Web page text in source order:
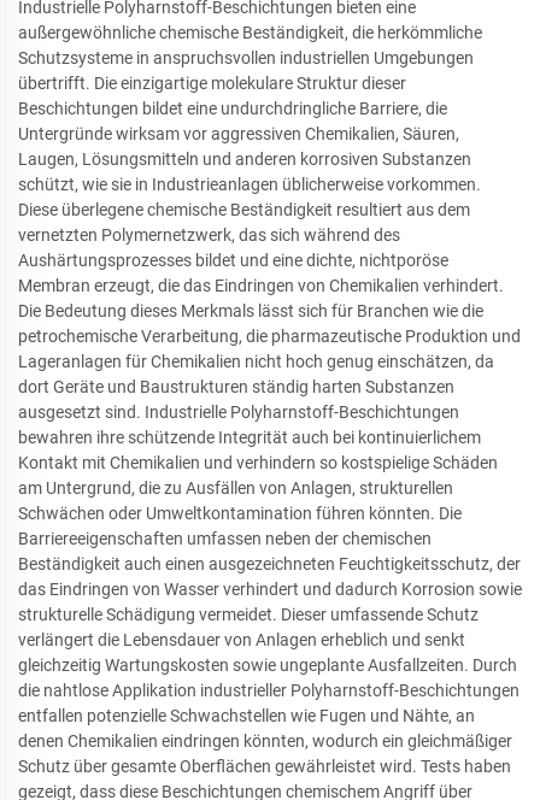
Industrielle Polyharnstoff-Beschichtungen bieten eine
außergewöhnliche chemische Beständigkeit, die herkömmliche
Schutzsysteme in anspruchsvollen industriellen Umgebungen
übertrifft. Die einzigartige molekulare Struktur dieser
Beschichtungen bildet eine undurchdringliche Barriere, die
Untergründe wirksam vor aggressiven Chemikalien, Säuren,
Laugen, Lösungsmitteln und anderen korrosiven Substanzen
schützt, wie sie in Industrieanlagen üblicherweise vorkommen.
Diese überlegene chemische Beständigkeit resultiert aus dem
vernetzten Polymernetzwerk, das sich während des
Aushärtungsprozesses bildet und eine dichte, nichtporöse
Membran erzeugt, die das Eindringen von Chemikalien verhindert.
Die Bedeutung dieses Merkmals lässt sich für Branchen wie die
petrochemische Verarbeitung, die pharmazeutische Produktion und
Lageranlagen für Chemikalien nicht hoch genug einschätzen, da
dort Geräte und Baustrukturen ständig harten Substanzen
ausgesetzt sind. Industrielle Polyharnstoff-Beschichtungen
bewahren ihre schützende Integrität auch bei kontinuierlichem
Kontakt mit Chemikalien und verhindern so kostspielige Schäden
am Untergrund, die zu Ausfällen von Anlagen, strukturellen
Schwächen oder Umweltkontamination führen könnten. Die
Barriereeigenschaften umfassen neben der chemischen
Beständigkeit auch einen ausgezeichneten Feuchtigkeitsschutz, der
das Eindringen von Wasser verhindert und dadurch Korrosion sowie
strukturelle Schädigung vermeidet. Dieser umfassende Schutz
verlängert die Lebensdauer von Anlagen erheblich und senkt
gleichzeitig Wartungskosten sowie ungeplante Ausfallzeiten. Durch
die nahtlose Applikation industrieller Polyharnstoff-Beschichtungen
entfallen potenzielle Schwachstellen wie Fugen und Nähte, an
denen Chemikalien eindringen könnten, wodurch ein gleichmäßiger
Schutz über gesamte Oberflächen gewährleistet wird. Tests haben
gezeigt, dass diese Beschichtungen chemischem Angriff über